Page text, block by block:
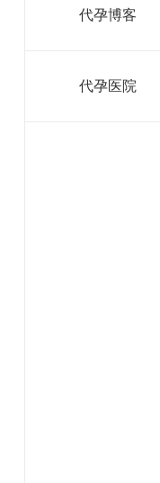
代孕博客
代孕医院